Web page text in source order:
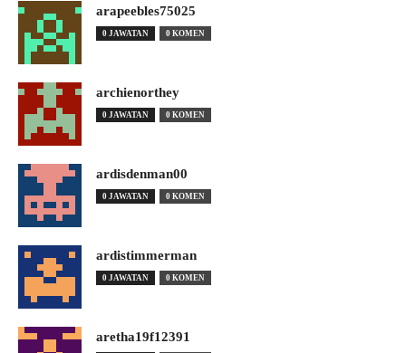
arapeebles75025
0 JAWATAN 0 KOMEN
archienorthey
0 JAWATAN 0 KOMEN
ardisdenman00
0 JAWATAN 0 KOMEN
ardistimmerman
0 JAWATAN 0 KOMEN
aretha19f12391